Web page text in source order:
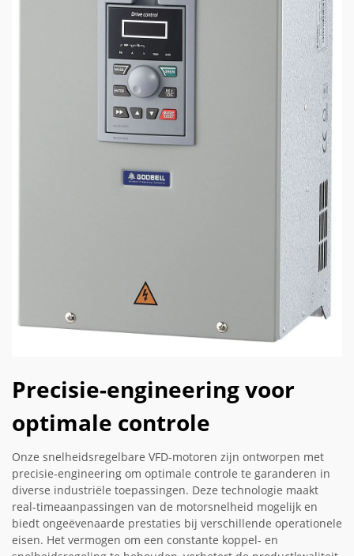
Precisie-engineering voor
optimale controle
Onze snelheidsregelbare VFD-motoren zijn ontworpen met
precisie-engineering om optimale controle te garanderen in
diverse industriële toepassingen. Deze technologie maakt
real-timeaanpassingen van de motorsnelheid mogelijk en
biedt ongeëvenaarde prestaties bij verschillende operationele
eisen. Het vermogen om een constante koppel- en